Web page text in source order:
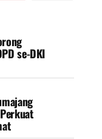
se-DKI